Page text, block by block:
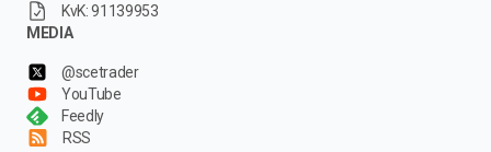
KvK: 91139953
MEDIA
@scetrader
YouTube
Feedly
RSS